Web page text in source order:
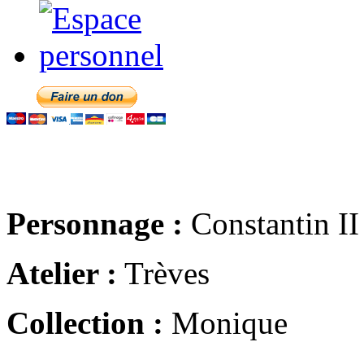
Personnage : Constantin II
Atelier : Trèves
Collection : Monique